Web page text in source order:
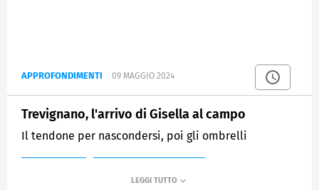
APPROFONDIMENTI 09 MAGGIO 2024
Trevignano, l'arrivo di Gisella al campo
Il tendone per nascondersi, poi gli ombrelli